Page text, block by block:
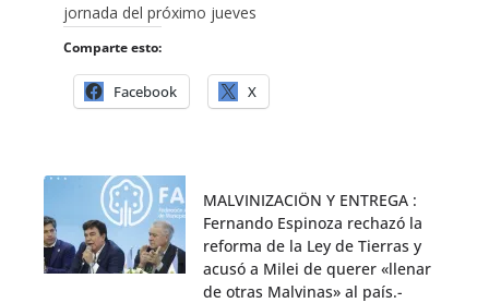
jornada del próximo jueves
Comparte esto:
Facebook X
MALVINIZACIÖN Y ENTREGA :
Fernando Espinoza rechazó la
reforma de la Ley de Tierras y
acusó a Milei de querer «llenar
de otras Malvinas» al país.-